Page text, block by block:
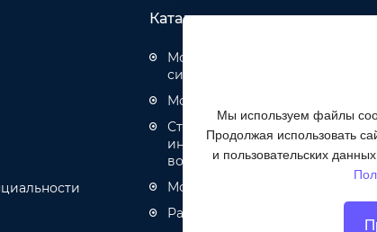
Каталог товаров
Монтаж структурированных
систем
Монтаж оптических кабелей
Строительство инженерной
инфраструктуры связи,
водоотведения
Монтаж кабелей связи и
Разное
Мы используем файлы
Продолжая использовать
и пользовательских